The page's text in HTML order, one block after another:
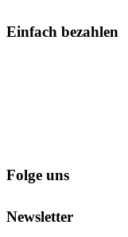
Einfach bezahlen
Folge uns
Newsletter